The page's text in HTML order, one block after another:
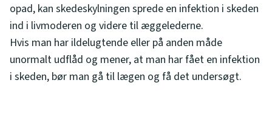
opad, kan skedeskylningen sprede en infektion i skeden
ind i livmoderen og videre til æggelederne.
Hvis man har ildelugtende eller på anden måde
unormalt udflåd og mener, at man har fået en infektion
i skeden, bør man gå til lægen og få det undersøgt.